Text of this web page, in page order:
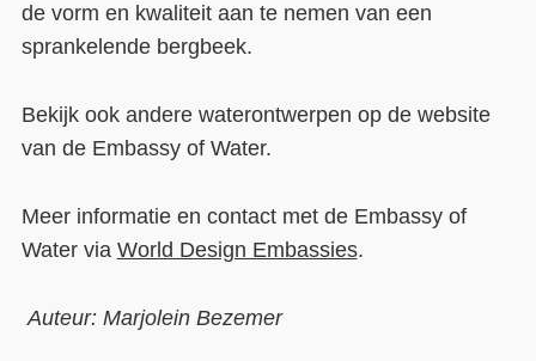
de vorm en kwaliteit aan te nemen van een
sprankelende bergbeek.
Bekijk ook andere waterontwerpen op de website
van de Embassy of Water.
Meer informatie en contact met de Embassy of
Water via World Design Embassies.
Auteur: Marjolein Bezemer